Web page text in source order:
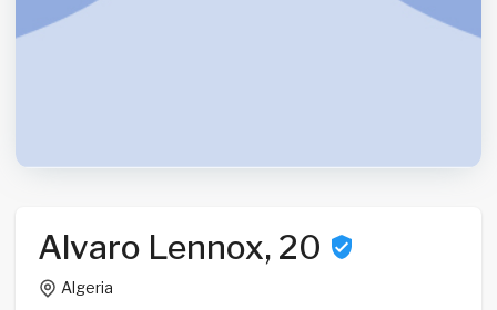
Alvaro Lennox, 20
Algeria